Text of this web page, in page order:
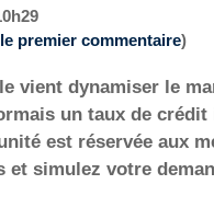
premier commentaire)
vient dynamiser le
un taux de
est réservée aux
et simulez votre